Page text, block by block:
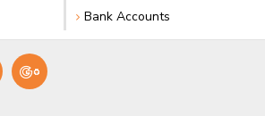
Bank Accounts